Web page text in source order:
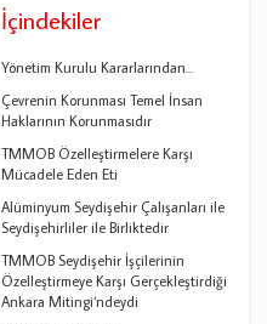
İçindekiler
Yönetim Kurulu Kararlarından...
Çevrenin Korunması Temel İnsan
Haklarının Korunmasıdır
TMMOB Özelleştirmelere Karşı
Mücadele Eden Eti
Alüminyum Seydişehir Çalışanları ile
Seydişehirliler ile Birliktedir
TMMOB Seydişehir İşçilerinin
Özelleştirmeye Karşı Gerçekleştirdiği
Ankara Mitingi‘ndeydi